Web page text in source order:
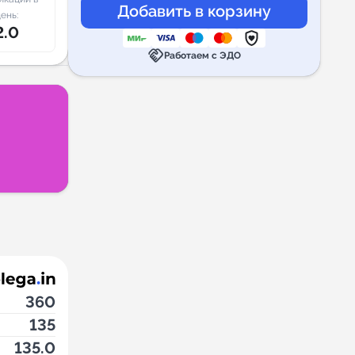
360
135
135.0
handshakeРаботаем с ЭДО